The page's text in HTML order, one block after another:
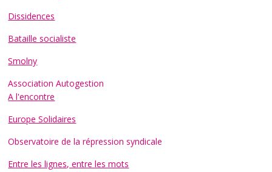
Dissidences
Bataille socialiste
Smolny
Association Autogestion
A l'encontre
Europe Solidaires
Observatoire de la répression syndicale
Entre les lignes, entre les mots